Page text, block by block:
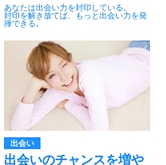
あなたは出会い力を封印している。
封印を解き放てば、もっと出会い力を発
揮できる。
出会い
出会いのチャンスを増や